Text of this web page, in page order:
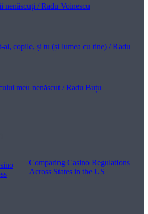
nenăscuți / Radu Voinescu
ai, copile, și tu (și lumea cu tine) / Radu
meu nenăscut / Radu Buțu
Comparing Casino Regulations
Across States in the US